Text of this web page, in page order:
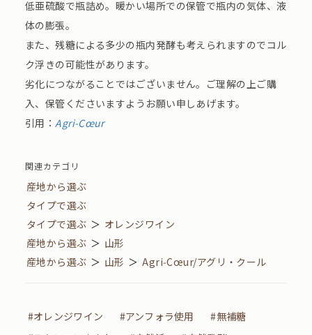
低亜硫酸で瓶詰め。暖かい場所での保管で瓶内の気体、液
体の膨張。
また、残糖による多少の瓶内発酵も考えられますのでコル
ク浮きの可能性があります。
劣化につながることではございません。ご理解の上ご購
入、保管くださいますようお願い申しあげます。
引用：Agri‑Cœur
関連カテゴリ
産地から選ぶ
タイプで選ぶ
タイプで選ぶ ＞ オレンジワイン
産地から選ぶ ＞ 山形
産地から選ぶ ＞ 山形 ＞ Agri‑Cœur/アグリ・クール
#オレンジワイン #アンフォラ使用
#無補糖